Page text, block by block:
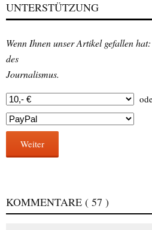
UNTERSTÜTZUNG
Wenn Ihnen unser Artikel gefallen
des
Journalismus.
Weiter
KOMMENTARE ( 57 )